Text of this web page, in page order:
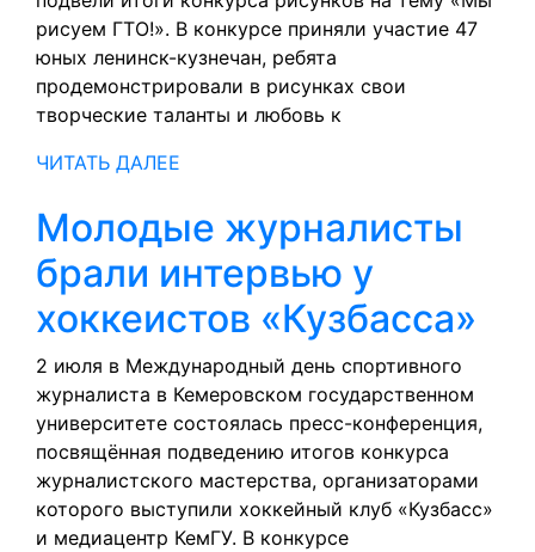
«Мы
ГТО!»
рисуем ГТО!». В конкурсе приняли участие 47
юных ленинск-кузнечан, ребята
продемонстрировали в рисунках свои
творческие таланты и любовь к
ЧИТАТЬ ДАЛЕЕ
Молодые журналисты
брали интервью у
хоккеистов «Кузбасса»
у
2 июля в Международный день спортивного
журналиста в Кемеровском государственном
университете состоялась пресс-конференция,
посвящённая подведению итогов конкурса
журналистского мастерства, организаторами
которого выступили хоккейный клуб «Кузбасс»
и медиацентр КемГУ. В конкурсе